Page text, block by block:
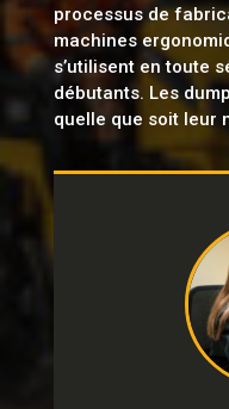
processus de
machines
s’utilisent en toute
débutants. Les
quelle que soit leur